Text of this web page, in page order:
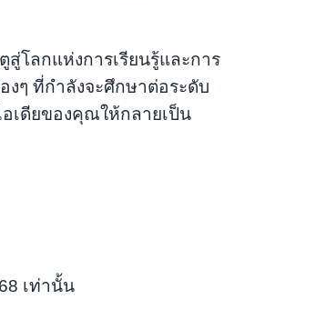
สู่โลกแห่งการเรียนรู้และการ
งๆ ที่กำลังจะศึกษาต่อระดับ
เดียของคุณให้กลายเป็น
เท่านั้น